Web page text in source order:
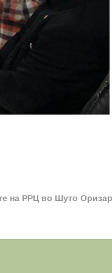
на РРЦ во Шуто